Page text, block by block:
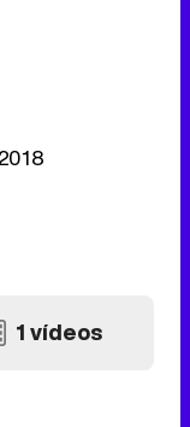
1 vídeos